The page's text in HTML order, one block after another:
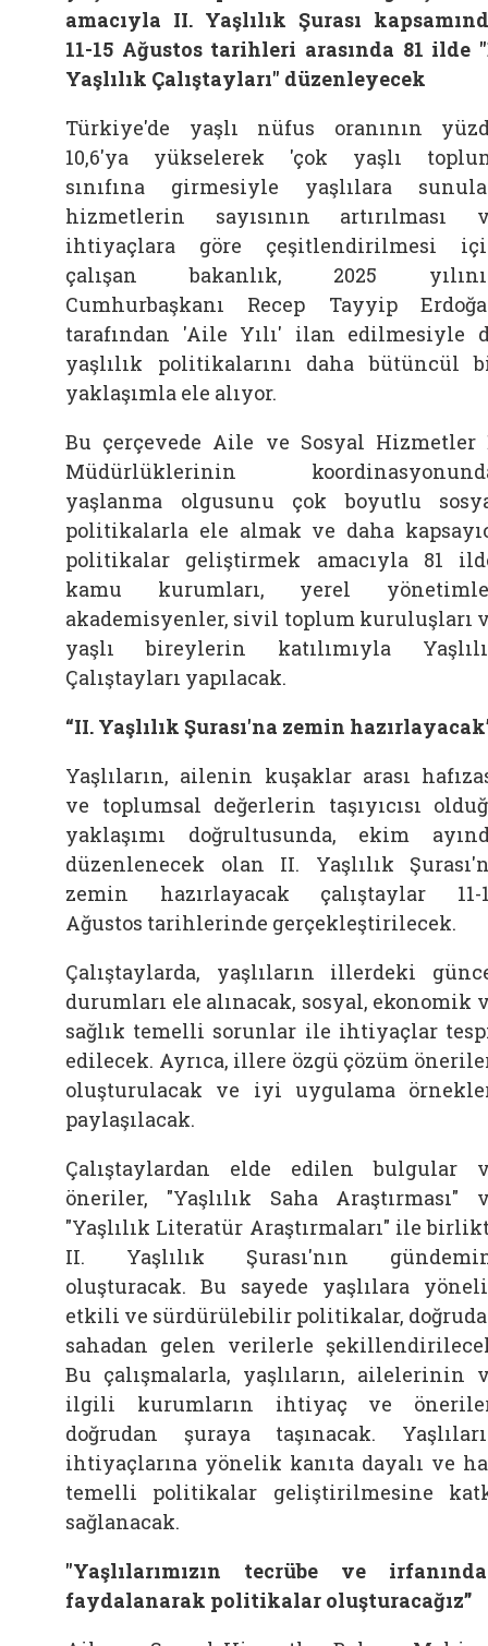
amacıyla II. Yaşlılık Şurası
11-15 Ağustos tarihleri arasında 81 ilde
Yaşlılık Çalıştayları" düzenleyecek
Türkiye'de yaşlı nüfus oranının
10,6'ya yükselerek 'çok yaşlı
sınıfına girmesiyle yaşlılara
hizmetlerin sayısının artırılması
ihtiyaçlara göre çeşitlendirilmesi
çalışan bakanlık, 2025
Cumhurbaşkanı Recep Tayyip
tarafından 'Aile Yılı' ilan edilmesiyle
yaşlılık politikalarını daha bütüncül
yaklaşımla ele alıyor.
Bu çerçevede Aile ve Sosyal Hizmetler
Müdürlüklerinin
yaşlanma olgusunu çok boyutlu
politikalarla ele almak ve daha
politikalar geliştirmek amacıyla 81
kamu kurumları, yerel
akademisyenler, sivil toplum kuruluşları
yaşlı bireylerin katılımıyla
Çalıştayları yapılacak.
“II. Yaşlılık Şurası'na zemin
Yaşlıların, ailenin kuşaklar arası
ve toplumsal değerlerin taşıyıcısı
yaklaşımı doğrultusunda, ekim
düzenlenecek olan II. Yaşlılık
zemin hazırlayacak çalıştaylar 11-
Ağustos tarihlerinde gerçekleştirilecek.
Çalıştaylarda, yaşlıların illerdeki
durumları ele alınacak, sosyal, ekonomik
sağlık temelli sorunlar ile ihtiyaçlar
edilecek. Ayrıca, illere özgü çözüm
oluşturulacak ve iyi uygulama
paylaşılacak.
Çalıştaylardan elde edilen bulgular
öneriler, "Yaşlılık Saha Araştırması"
"Yaşlılık Literatür Araştırmaları" ile
II. Yaşlılık Şurası'nın
oluşturacak. Bu sayede yaşlılara
etkili ve sürdürülebilir politikalar,
sahadan gelen verilerle
Bu çalışmalarla, yaşlıların, ailelerinin
ilgili kurumların ihtiyaç ve
doğrudan şuraya taşınacak.
ihtiyaçlarına yönelik kanıta dayalı ve
temelli politikalar geliştirilmesine
sağlanacak.
"Yaşlılarımızın tecrübe ve
faydalanarak politikalar oluşturacağız”